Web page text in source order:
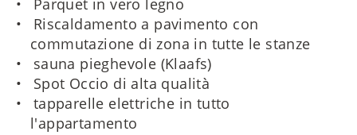
Riscaldamento a pavimento con
commutazione di zona in tutte le stanze
sauna pieghevole (Klaafs)
Spot Occio di alta qualità
tapparelle elettriche in tutto
l'appartamento